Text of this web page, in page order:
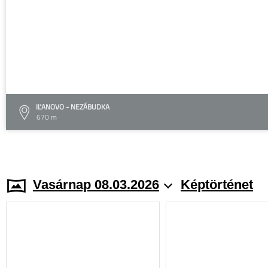
IĽANOVO - NEZÁBUDKA
670 m
Vasárnap 08.03.2026 Képtörténet